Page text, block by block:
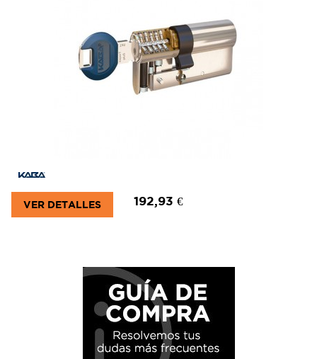
192,93 €
VER DETALLES